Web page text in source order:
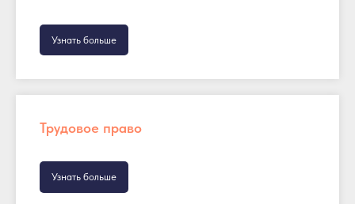
Узнать больше
Трудовое право
Узнать больше